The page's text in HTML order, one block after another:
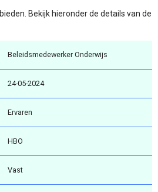
Bekijk hieronder de details van de
Beleidsmedewerker Onderwijs
24-05-2024
Ervaren
HBO
Vast